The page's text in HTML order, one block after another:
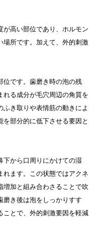
が高い部位であり、ホルモン
場所です。加えて、外的刺激
位です。歯磨き時の泡の残
れる成分が毛穴周辺の角質を
き取りや表情筋の動きによ
部分的に低下させる要因と
下から口周りにかけての湿
れます。この状態ではアクネ
増加と組み合わさることで吹
磨き後は泡をしっかりすす
ことで、外的刺激要因を軽減